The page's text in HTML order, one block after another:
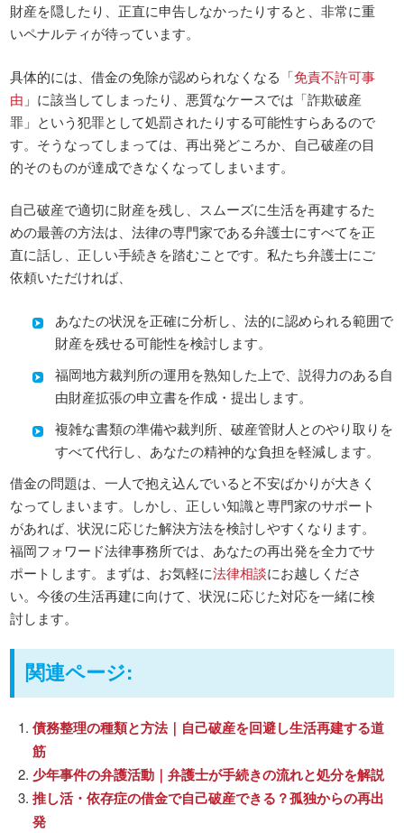
財産を隠したり、正直に申告しなかったりすると、非常に重
いペナルティが待っています。
具体的には、借金の免除が認められなくなる「免責不許可事
由 」に該当してしまったり、悪質なケースでは「詐欺破産
罪」という犯罪として処罰されたりする可能性すらあるので
す。そうなってしまっては、再出発どころか、自己破産の目
的そのものが達成できなくなってしまいます。
自己破産で適切に財産を残し、スムーズに生活を再建するた
めの最善の方法は、法律の専門家である弁護士にすべてを正
直に話し、正しい手続きを踏むことです。私たち弁護士にご
依頼いただければ、
あなたの状況を正確に分析し、法的に認められる範囲で
財産を残せる可能性を検討します。
福岡地方裁判所の運用を熟知した上で、説得力のある自
由財産拡張の申立書を作成・提出します。
複雑な書類の準備や裁判所、破産管財人とのやり取りを
すべて代行し、あなたの精神的な負担を軽減します。
借金の問題は、一人で抱え込んでいると不安ばかりが大きく
なってしまいます。しかし、正しい知識と専門家のサポート
があれば、状況に応じた解決方法を検討しやすくなります。
福岡フォワード法律事務所では、あなたの再出発を全力でサ
ポートします。まずは、お気軽に法律相談にお越しくださ
い。今後の生活再建に向けて、状況に応じた対応を一緒に検
討します。
関連ページ:
債務整理の種類と方法｜自己破産を回避し生活再建する道
筋
少年事件の弁護活動｜弁護士が手続きの流れと処分を解説
推し活・依存症の借金で自己破産できる？孤独からの再出
発